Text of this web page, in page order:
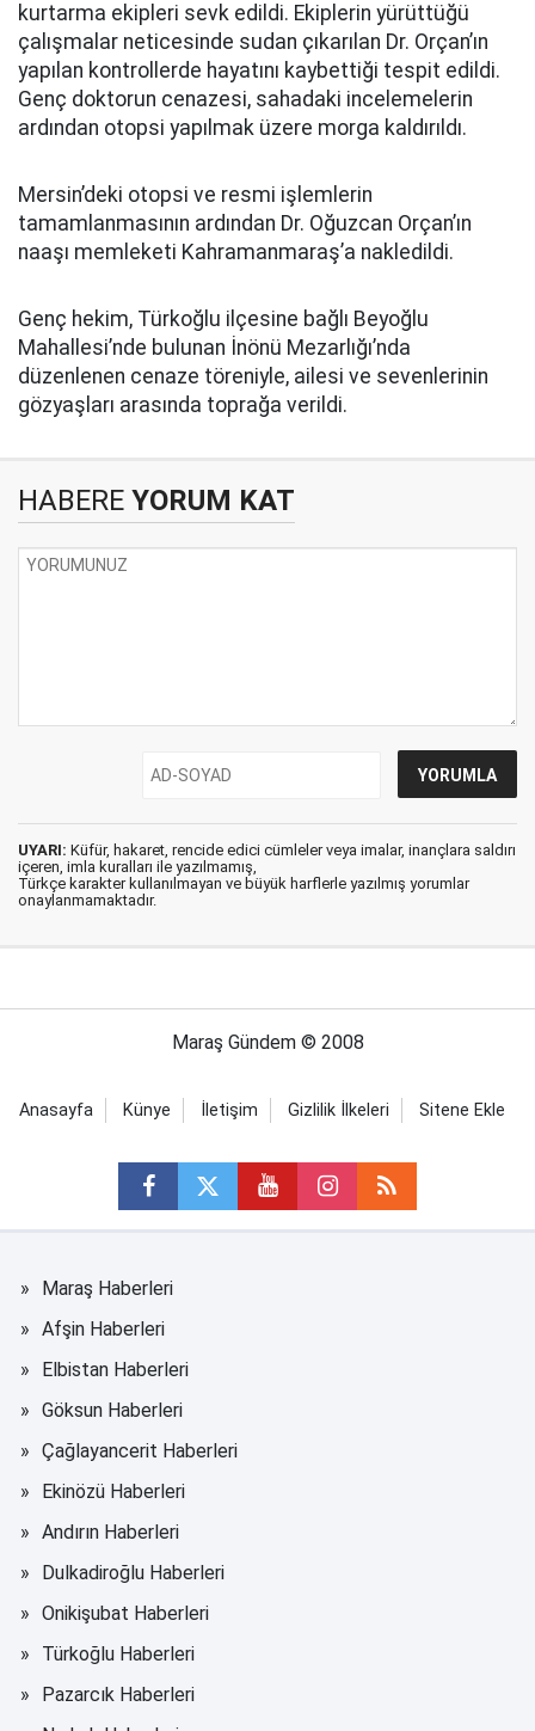
kurtarma ekipleri sevk edildi. Ekiplerin yürüttüğü
çalışmalar neticesinde sudan çıkarılan Dr. Orçan’ın
yapılan kontrollerde hayatını kaybettiği tespit edildi.
Genç doktorun cenazesi, sahadaki incelemelerin
ardından otopsi yapılmak üzere morga kaldırıldı.
Mersin’deki otopsi ve resmi işlemlerin
tamamlanmasının ardından Dr. Oğuzcan Orçan’ın
naaşı memleketi Kahramanmaraş’a nakledildi.
Genç hekim, Türkoğlu ilçesine bağlı Beyoğlu
Mahallesi’nde bulunan İnönü Mezarlığı’nda
düzenlenen cenaze töreniyle, ailesi ve sevenlerinin
gözyaşları arasında toprağa verildi.
HABERE YORUM KAT
UYARI: Küfür, hakaret, rencide edici cümleler veya imalar, inançlara saldırı
içeren, imla kuralları ile yazılmamış,
Türkçe karakter kullanılmayan ve büyük harflerle yazılmış yorumlar
onaylanmamaktadır.
Maraş Gündem © 2008
Anasayfa Künye İletişim Gizlilik İlkeleri Sitene Ekle
Maraş Haberleri
Afşin Haberleri
Elbistan Haberleri
Göksun Haberleri
Çağlayancerit Haberleri
Ekinözü Haberleri
Andırın Haberleri
Dulkadiroğlu Haberleri
Onikişubat Haberleri
Türkoğlu Haberleri
Pazarcık Haberleri